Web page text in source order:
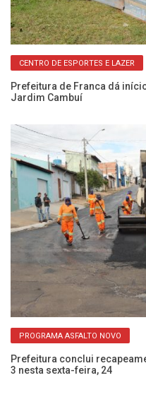
CENTRO DE ESPORTES E LAZER
Prefeitura de Franca dá
Jardim Cambuí
PROGRAMA ASFALTO NOVO
Prefeitura conclui
3 nesta sexta-feira, 24